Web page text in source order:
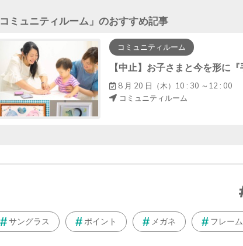
コミュニティルーム 」のおすすめ記事
コミュニティルーム
8 月 20 日（木）10 : 30 ～12 : 00
コミュニティルーム
サングラス ポイント メガネ フレーム